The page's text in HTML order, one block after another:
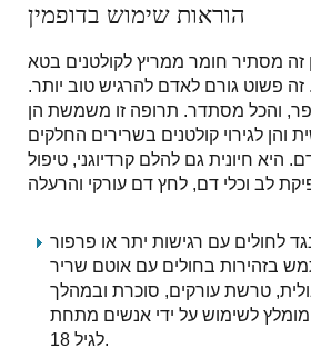
הוראות שימוש בדופמין
זה מסתיר חומר ממריץ לקולטנים בטא
זה פשוט גורם לאדם להרגיש טוב יותר.
והכל מסתדר. תרופה זו משמשת הן
והן לגירוי קולטנים בשרירים החלקים
היא חיונית גם להלם קרדיוגני, טיפול
לחולים עם רגישות יתר או פרפור
בזהירות בחולים עם אוטם שריר
טרשת עורקים, סוכרת ובמהלך
לשימוש על ידי אנשים מתחת
לגיל 18.